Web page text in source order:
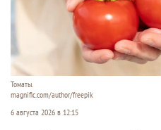
Томаты.
magnific.com/author/freepik
6 августа 2026 в 12:15